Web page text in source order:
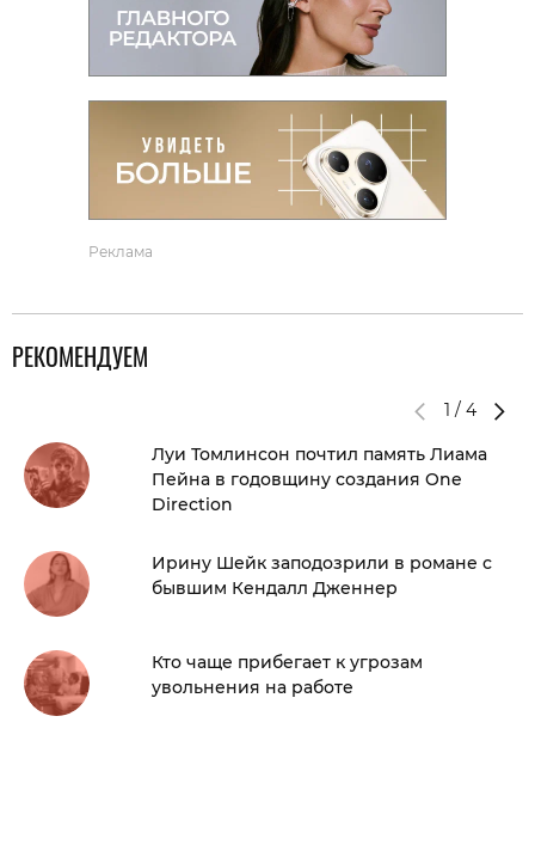
Реклама
РЕКОМЕНДУЕМ
1 / 4
Луи Томлинсон почтил память Лиама
Пейна в годовщину создания One
Direction
Ирину Шейк заподозрили в романе с
бывшим Кендалл Дженнер
Кто чаще прибегает к угрозам
увольнения на работе